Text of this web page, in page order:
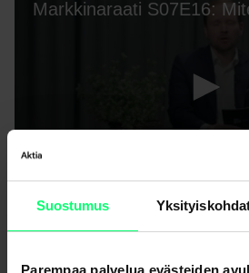
Suostumus
Parempaa palvelua evästeiden